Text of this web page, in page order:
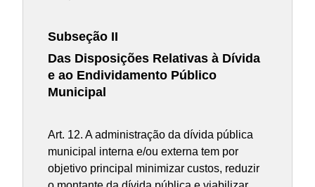
Subseção II
Das Disposições Relativas à Dívida
e ao Endividamento Público
Municipal
Art. 12. A administração da dívida pública
municipal interna e/ou externa tem por
objetivo principal minimizar custos, reduzir